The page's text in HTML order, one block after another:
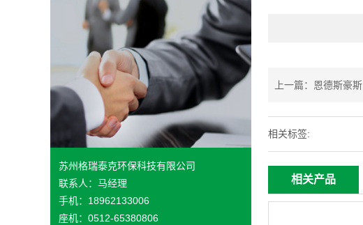
苏州格瑞泰克环保科技有限公司
联系人：马经理
手机：18962133006
座机：0512-65380806
上一篇： 恩德斯豪斯
相关标签:
相关产品